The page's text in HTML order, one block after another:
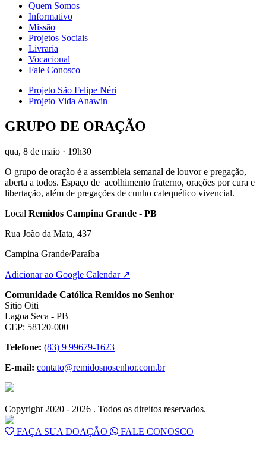
Quem Somos
Informativo
Missão
Projetos Sociais
Livraria
Vocacional
Fale Conosco
Projeto São Felipe Néri
Projeto Vida Anawin
GRUPO DE ORAÇÃO
qua, 8 de maio · 19h30
O grupo de oração é a assembleia semanal de louvor e pregação,
aberta a todos. Espaço de acolhimento fraterno, orações por cura e
libertação, além de pregações de cunho catequético vivencial.
Local Remidos Campina Grande - PB
Rua João da Mata, 437
Campina Grande/Paraíba
Adicionar ao Google Calendar ↗
Comunidade Católica Remidos no Senhor
Sitio Oiti
Lagoa Seca - PB
CEP: 58120-000
Telefone: (83) 9 99679-1623
E-mail: contato@remidosnosenhor.com.br
Copyright 2020 - 2026 . Todos os direitos reservados.
FAÇA SUA DOAÇÃO FALE CONOSCO